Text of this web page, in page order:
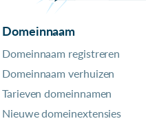
Domeinnaam
Domeinnaam registreren
Domeinnaam verhuizen
Tarieven domeinnamen
Nieuwe domeinextensies